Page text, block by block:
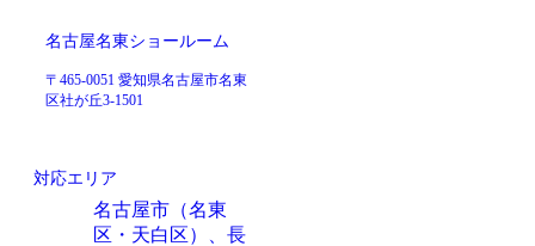
名古屋名東ショールーム
〒465-0051 愛知県名古屋市名東
区社が丘3-1501
対応エリア
名古屋市（名東
区・天白区）、長